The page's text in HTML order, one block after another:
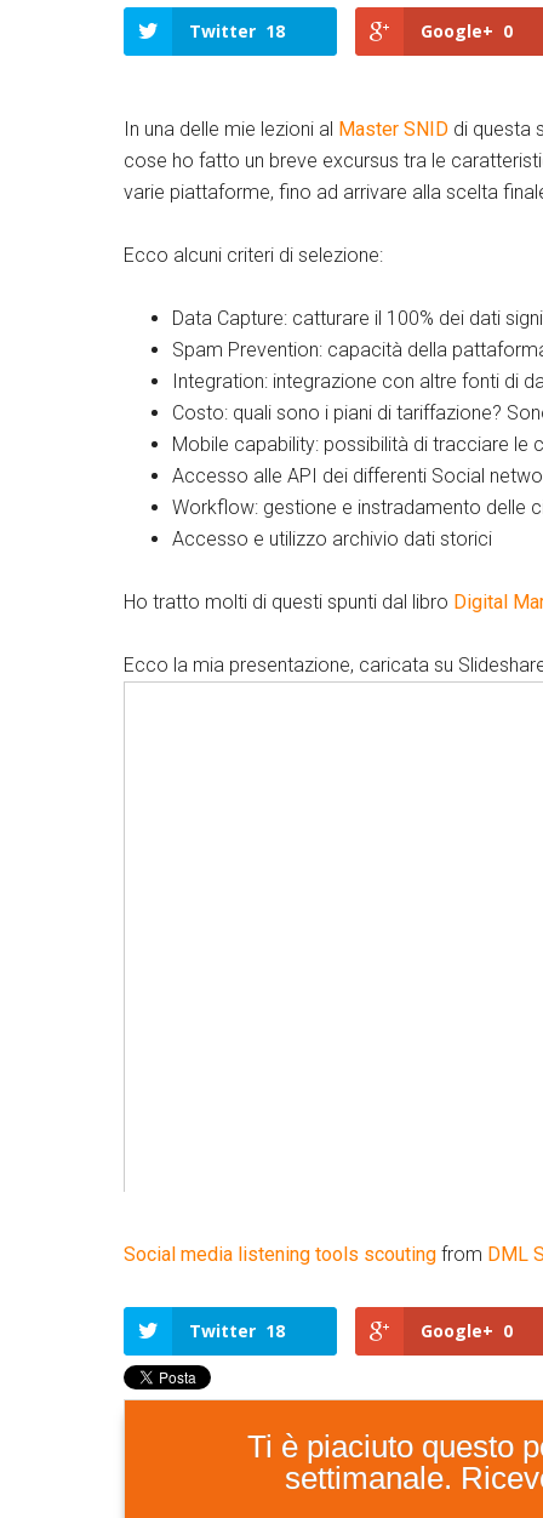
Twitter 18 Google+ 0
In una delle mie lezioni al Master SNID di questa
cose ho fatto un breve excursus tra le
varie piattaforme, fino ad arrivare alla scelta
Ecco alcuni criteri di selezione:
Data Capture: catturare il 100% dei dati
Spam Prevention: capacità della
Integration: integrazione con altre fonti di
Costo: quali sono i piani di tariffazione?
Mobile capability: possibilità di tracciare le
Accesso alle API dei differenti Social
Workflow: gestione e instradamento delle
Accesso e utilizzo archivio dati storici
Ho tratto molti di questi spunti dal libro Digital
Ecco la mia presentazione, caricata su
Social media listening tools scouting from DML
Twitter 18 Google+ 0
Ti è piaciuto questo
settimanale.